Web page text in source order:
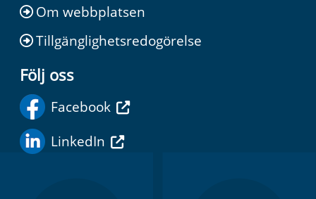
Om webbplatsen
Tillgänglighetsredogörelse
Följ oss
Facebook
LinkedIn